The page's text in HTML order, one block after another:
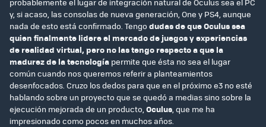
y, si acaso, las consolas de nueva generación, One y PS4, aunque
nada de esto está confirmado. Tengo dudas de que Oculus sea
quien finalmente lidere el mercado de juegos y experiencias
de realidad virtual, pero no las tengo respecto a que la
madurez de la tecnología permite que ésta no sea el lugar
común cuando nos queremos referir a planteamientos
desenfocados. Cruzo los dedos para que en el próximo e3 no esté
hablando sobre un proyecto que se quedó a medias sino sobre la
ejecución mejorada de un producto, Oculus , que me ha
impresionado como pocos en muchos años.